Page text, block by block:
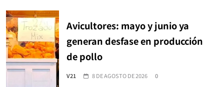
Avicultores: mayo y junio ya
generan desfase en producción
de pollo
V21 8 DE AGOSTO DE 2026 0